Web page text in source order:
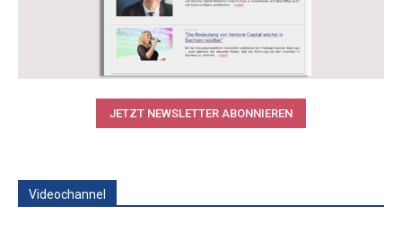
JETZT NEWSLETTER ABONNIEREN
Videochannel